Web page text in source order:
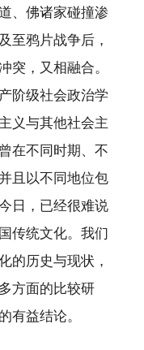
、佛诸家碰撞渗
至鸦片战争后，
突，又相融合。
阶级社会政治学
义与其他社会主
在不同时期、不
且以不同地位包
日，已经很难说
传统文化。我们
的历史与现状，
方面的比较研
有益结论。